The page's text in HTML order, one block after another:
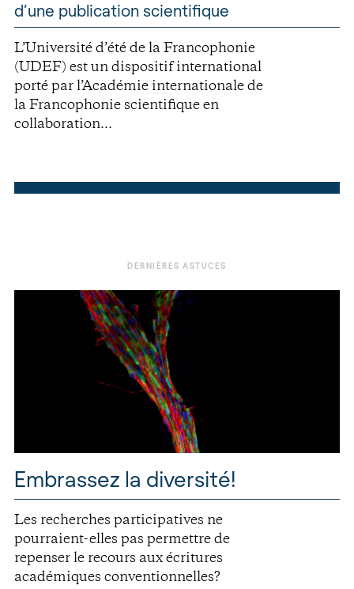
d’une publication scientifique
L’Université d’été de la Francophonie
(UDEF) est un dispositif international
porté par l’Académie internationale de
la Francophonie scientifique en
collaboration...
DERNIÈRES ASTUCES
Embrassez la diversité!
Les recherches participatives ne
pourraient-elles pas permettre de
repenser le recours aux écritures
académiques conventionnelles?